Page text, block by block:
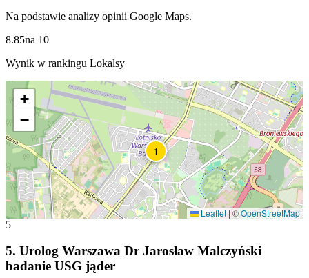
Na podstawie analizy opinii Google Maps.
8.85na 10
Wynik w rankingu Lokalsy
1
+
−
Leaflet | ©OpenStreetMap
5
5. ️Urolog Warszawa Dr Jarosław Malczyński
badanie USG jąder